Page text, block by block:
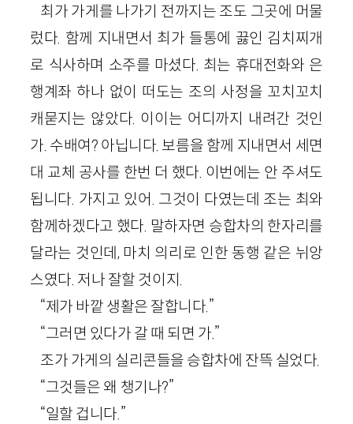
최가 가게를 나가기 전까지는 조도 그곳에 머물
렀다. 함께 지내면서 최가 들통에 끓인 김치찌개
로 식사하며 소주를 마셨다. 최는 휴대전화와 은
행계좌 하나 없이 떠도는 조의 사정을 꼬치꼬치
캐묻지는 않았다. 이이는 어디까지 내려간 것인
가. 수배여? 아닙니다. 보름을 함께 지내면서 세면
대 교체 공사를 한번 더 했다. 이번에는 안 주셔도
됩니다. 가지고 있어. 그것이 다였는데 조는 최와
함께하겠다고 했다. 말하자면 승합차의 한자리를
달라는 것인데, 마치 의리로 인한 동행 같은 뉘앙
스였다. 저나 잘할 것이지.
“제가 바깥 생활은 잘합니다.”
“그러면 있다가 갈 때 되면 가.”
조가 가게의 실리콘들을 승합차에 잔뜩 실었다.
“그것들은 왜 챙기나?”
“일할 겁니다.”